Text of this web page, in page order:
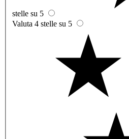
stelle su 5
Valuta 4 stelle su 5